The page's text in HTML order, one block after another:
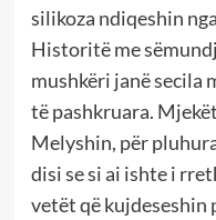
silikoza ndiqeshin
Historitë me
mushkëri janë secila
të pashkruara.
Melyshin, për
disi se si ai ishte i
vetët që kujdeseshin